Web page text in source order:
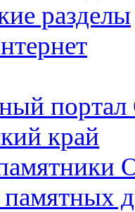
разделы
портал
край